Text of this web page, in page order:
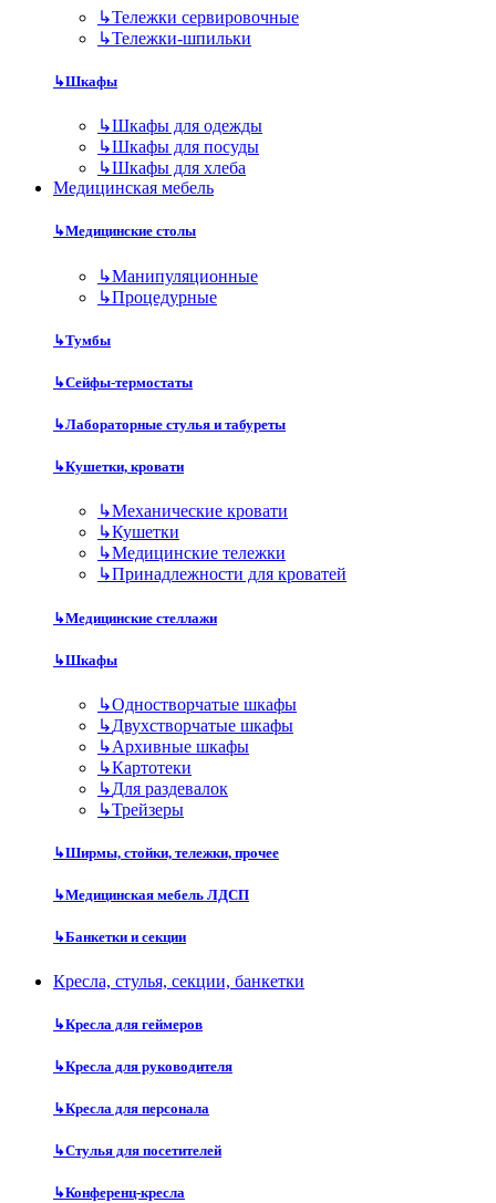
↳Тележки сервировочные
↳Тележки-шпильки
↳Шкафы
↳Шкафы для одежды
↳Шкафы для посуды
↳Шкафы для хлеба
Медицинская мебель
↳Медицинские столы
↳Манипуляционные
↳Процедурные
↳Тумбы
↳Сейфы-термостаты
↳Лабораторные стулья и табуреты
↳Кушетки, кровати
↳Механические кровати
↳Кушетки
↳Медицинские тележки
↳Принадлежности для кроватей
↳Медицинские стеллажи
↳Шкафы
↳Одностворчатые шкафы
↳Двухстворчатые шкафы
↳Архивные шкафы
↳Картотеки
↳Для раздевалок
↳Трейзеры
↳Ширмы, стойки, тележки, прочее
↳Медицинская мебель ЛДСП
↳Банкетки и секции
Кресла, стулья, секции, банкетки
↳Кресла для геймеров
↳Кресла для руководителя
↳Кресла для персонала
↳Стулья для посетителей
↳Конференц-кресла